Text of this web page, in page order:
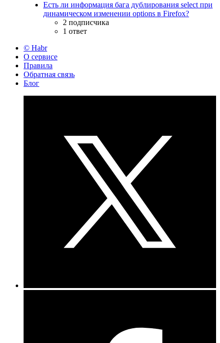
Есть ли информация бага дублирования select при
динамическом изменении options в Firefox?
2 подписчика
1 ответ
© Habr
О сервисе
Правила
Обратная связь
Блог